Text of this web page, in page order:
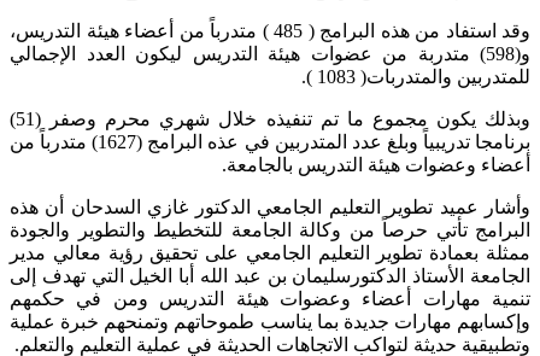
وقد استفاد من هذه البرامج ( 485 ) متدرباً من أعضاء هيئة التدريس،
و(598) متدربة من عضوات هيئة التدريس ليكون العدد الإجمالي
للمتدربين والمتدربات( 1083 ).
وبذلك يكون مجموع ما تم تنفيذه خلال شهري محرم وصفر (51)
برنامجا تدريبياً وبلغ عدد المتدربين في عذه البرامج (1627) متدرباً من
أعضاء وعضوات هيئة التدريس بالجامعة.
وأشار عميد تطوير التعليم الجامعي الدكتور غازي السدحان أن هذه
البرامج تأتي حرصاً من وكالة الجامعة للتخطيط والتطوير والجودة
ممثلة بعمادة تطوير التعليم الجامعي على تحقيق رؤية معالي مدير
الجامعة الأستاذ الدكتورسليمان بن عبد الله أبا الخيل التي تهدف إلى
تنمية مهارات أعضاء وعضوات هيئة التدريس ومن في حكمهم
وإكسابهم مهارات جديدة بما يناسب طموحاتهم وتمنحهم خبرة عملية
وتطبيقية حديثة لتواكب الاتجاهات الحديثة في عملية التعليم والتعلم.